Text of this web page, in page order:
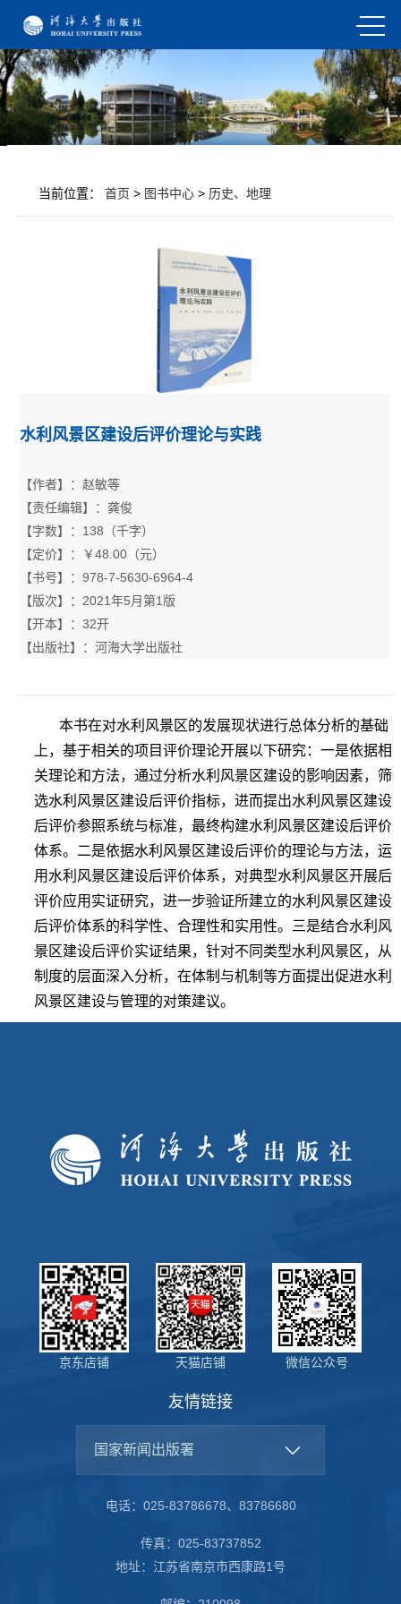
当前位置： 首页 > 图书中心> 历史、地理
水利风景区建设后评价理论与实践
【作者】：赵敏等
【责任编辑】：龚俊
【字数】：138（千字）
【定价】：￥48.00（元）
【书号】：978-7-5630-6964-4
【版次】：2021年5月第1版
【开本】：32开
【出版社】：河海大学出版社
本书在对水利风景区的发展现状进行总体分析的基础
上，基于相关的项目评价理论开展以下研究：一是依据相
关理论和方法，通过分析水利风景区建设的影响因素，筛
选水利风景区建设后评价指标，进而提出水利风景区建设
后评价参照系统与标准，最终构建水利风景区建设后评价
体系。二是依据水利风景区建设后评价的理论与方法，运
用水利风景区建设后评价体系，对典型水利风景区开展后
评价应用实证研究，进一步验证所建立的水利风景区建设
后评价体系的科学性、合理性和实用性。三是结合水利风
景区建设后评价实证结果，针对不同类型水利风景区，从
制度的层面深入分析，在体制与机制等方面提出促进水利
风景区建设与管理的对策建议。
友情链接
国家新闻出版署
电话：025-83786678、83786680
传真：025-83737852
地址：江苏省南京市西康路1号
京东店铺 天猫店铺 微信公众号